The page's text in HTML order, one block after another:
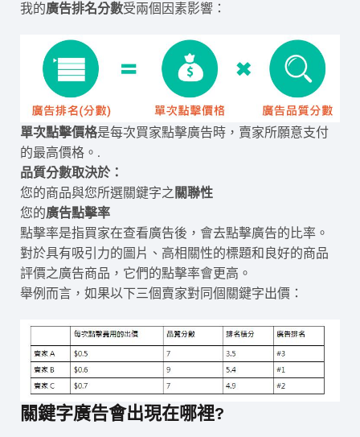
我的廣告排名分數受兩個因素影響：
單次點擊價格是每次買家點擊廣告時，賣家所願意支付
的最高價格。.
品質分數取決於：
您的商品與您所選關鍵字之 關聯性
您的廣告點擊率
點擊率是指買家在查看廣告後，會去點擊廣告的比率。
對於具有吸引力的圖片、高相關性的標題和良好的商品
評價之廣告商品，它們的點擊率會更高。
舉例而言，如果以下三個賣家對同個關鍵字出價：
關鍵字廣告會出現在哪裡?